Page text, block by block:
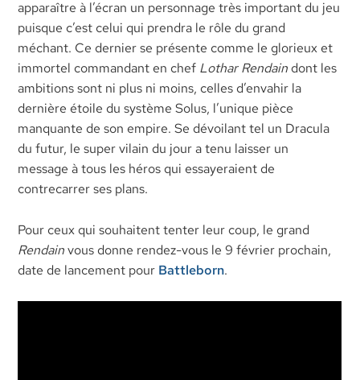
apparaître à l’écran un personnage très important du jeu
puisque c’est celui qui prendra le rôle du grand
méchant. Ce dernier se présente comme le glorieux et
immortel commandant en chef Lothar Rendain dont les
ambitions sont ni plus ni moins, celles d’envahir la
dernière étoile du système Solus, l’unique pièce
manquante de son empire. Se dévoilant tel un Dracula
du futur, le super vilain du jour a tenu laisser un
message à tous les héros qui essayeraient de
contrecarrer ses plans.
Pour ceux qui souhaitent tenter leur coup, le grand
Rendainvous donne rendez-vous le 9 février prochain,
date de lancement pour Battleborn.